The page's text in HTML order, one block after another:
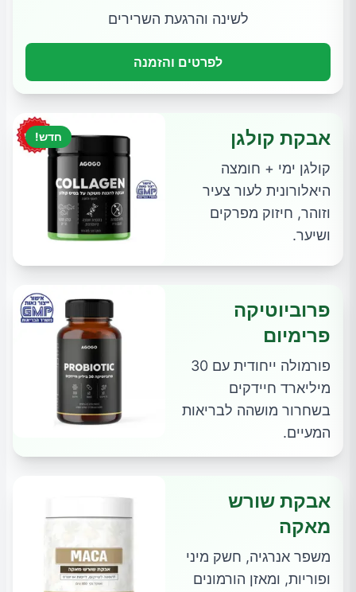
לשינה והרגעת השרירים
לפרטים והזמנה
חדש! אבקת קולגן
קולגן ימי + חומצה
היאלורונית לעור צעיר
וזוהר, חיזוק מפרקים
ושיער.
פרוביוטיקה
פרימיום
פורמולה ייחודית עם 30
מיליארד חיידקים
בשחרור מושהה לבריאות
המעיים.
אבקת שורש
מאקה
משפר אנרגיה, חשק מיני
ופוריות, ומאזן הורמונים